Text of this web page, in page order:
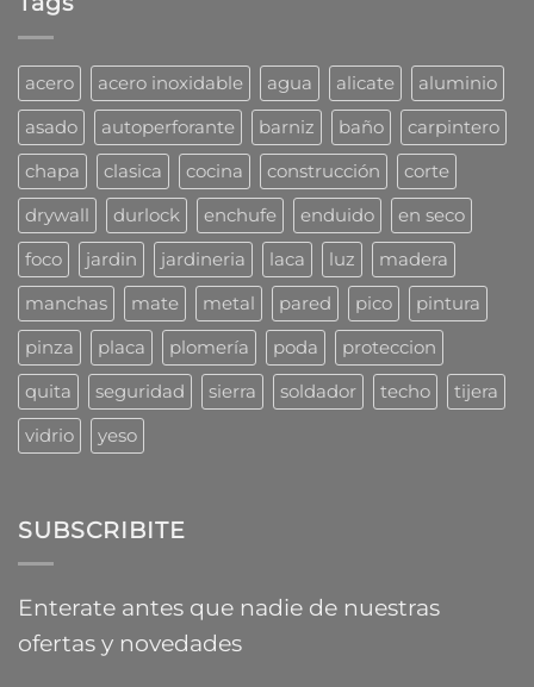
cucarachas?
Mirá
cómo
las
combaten
los
profesionales
acero acero inoxidable agua alicate
aluminio
asado
autoperforante barniz baño
carpintero
chapa
clasica cocina construcción
corte
drywall
durlock enchufe enduido
en seco
foco
jardin jardineria laca luz
madera
manchas
mate metal pared pico
pintura
pinza
placa plomería poda
proteccion
quita
seguridad sierra soldador techo
tijera
vidrio
yeso
SUBSCRIBITE
Enterate antes que nadie de nuestras
ofertas y novedades